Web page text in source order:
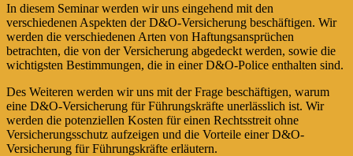
In diesem Seminar werden wir uns eingehend mit den
verschiedenen Aspekten der D&O-Versicherung beschäftigen. Wir
werden die verschiedenen Arten von Haftungsansprüchen
betrachten, die von der Versicherung abgedeckt werden, sowie die
wichtigsten Bestimmungen, die in einer D&O-Police enthalten sind.
Des Weiteren werden wir uns mit der Frage beschäftigen, warum
eine D&O-Versicherung für Führungskräfte unerlässlich ist. Wir
werden die potenziellen Kosten für einen Rechtsstreit ohne
Versicherungsschutz aufzeigen und die Vorteile einer D&O-
Versicherung für Führungskräfte erläutern.